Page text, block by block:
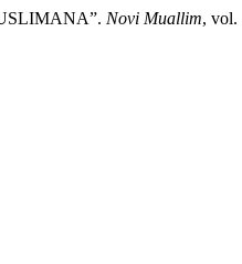
Novi Muallim, vol.